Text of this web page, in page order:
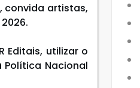
convida artistas,
Editais, utilizar o
Nacional